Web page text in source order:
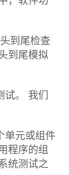
到尾检查
到尾模拟
试。 我们
单元或组件
程序的组
统测试之